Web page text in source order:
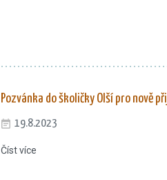
Pozvánka do školičky Olší pro nově
19.8.2023
Číst více